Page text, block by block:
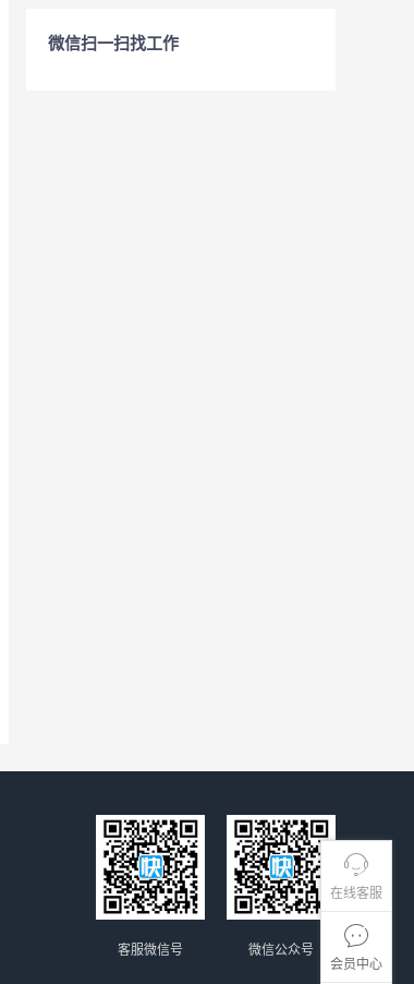
在线客服
会员中心
微信扫一扫找工作
微信公众号
客服微信号